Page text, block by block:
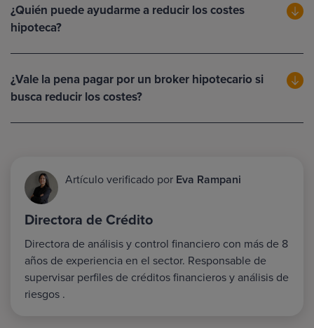
¿Quién puede ayudarme a reducir los costes
hipoteca?
¿Vale la pena pagar por un broker hipotecario si
busca reducir los costes?
Artículo verificado por Eva Rampani
Directora de Crédito
Directora de análisis y control financiero con más de 8
años de experiencia en el sector. Responsable de
supervisar perfiles de créditos financieros y análisis de
riesgos .